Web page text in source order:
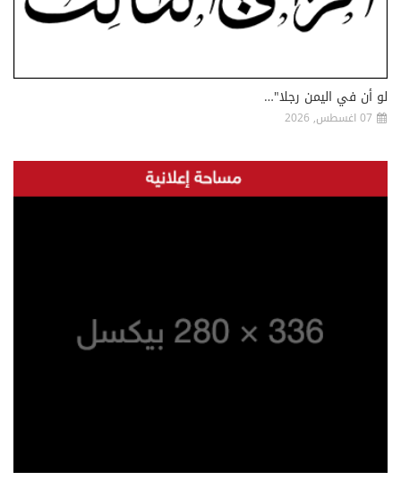
لو أن في اليمن رجلا"…
07 اغسطس, 2026